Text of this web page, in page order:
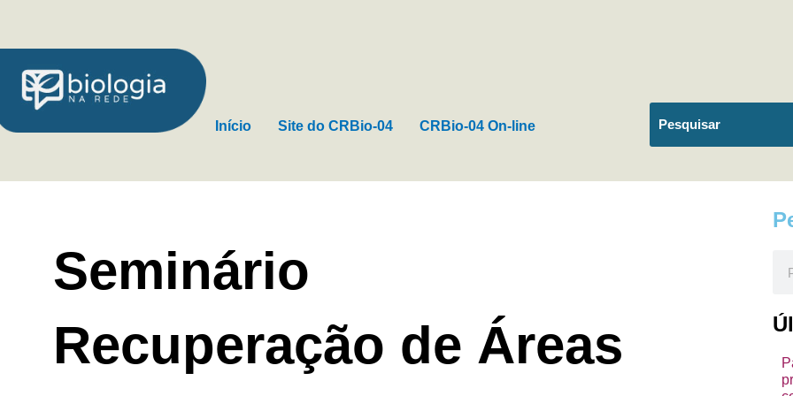
o
conteúdo
Início Site do CRBio-04 CRBio-04 On-line
Seminário
Recuperação de Áreas